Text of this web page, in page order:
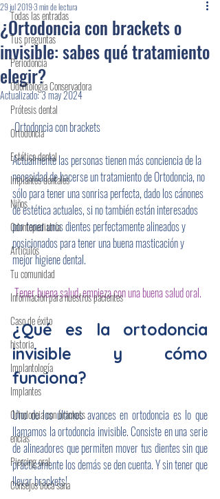
Todas las entradas
Tus preguntas
Periodoncia
Odontología Conservadora
Prótesis dental
Ortodoncia
Estética dental
Implantes dentales
Niños
Odontopediatría
Artículos
Tu comunidad
Información para nuestros pacientes
Caso de éxito
historia
Implantología
Implantes
Ortodoncia con brackets
encías
Piercing oral
Consejos boca sana
¿Ortodoncia con brackets o
invisible: sabes qué tratamiento
elegir?
29 jul 20193 min de lectura
Actualizado:3 may 2024
Ortodoncia con brackets
Actualmente las personas tienen más conciencia de la
necesidad de hacerse un tratamiento de Ortodoncia, no
sólo para tener una sonrisa perfecta, dado los cánones
de estética actuales, si no también están interesados
por tener unos dientes perfectamente alineados y
posicionados para tener una buena masticación y
mejor higiene dental.
Tener buena salud, empieza con una buena salud oral.
¿Qué es la ortodoncia
invisible y cómo
funciona?
Uno de los últimos avances en ortodoncia es lo que
llamamos la ortodoncia invisible. Consiste en una serie
de alineadores que permiten mover tus dientes sin que
prácticamente los demás se den cuenta. Y sin tener que
llevar brackets!